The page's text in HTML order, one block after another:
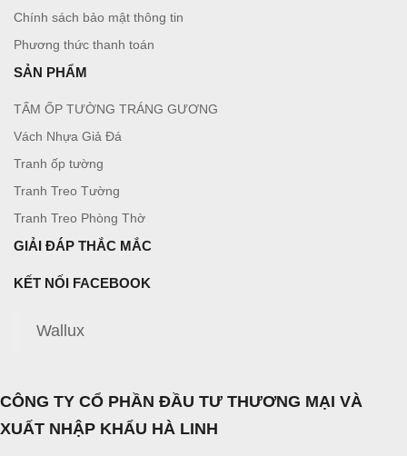
Chính sách bảo mật thông tin
Phương thức thanh toán
SẢN PHẨM
TẤM ỐP TƯỜNG TRÁNG GƯƠNG
Vách Nhựa Giả Đá
Tranh ốp tường
Tranh Treo Tường
Tranh Treo Phòng Thờ
GIẢI ĐÁP THẮC MẮC
KẾT NỐI FACEBOOK
Wallux
CÔNG TY CỔ PHẦN ĐẦU TƯ THƯƠNG MẠI VÀ
XUẤT NHẬP KHẨU HÀ LINH